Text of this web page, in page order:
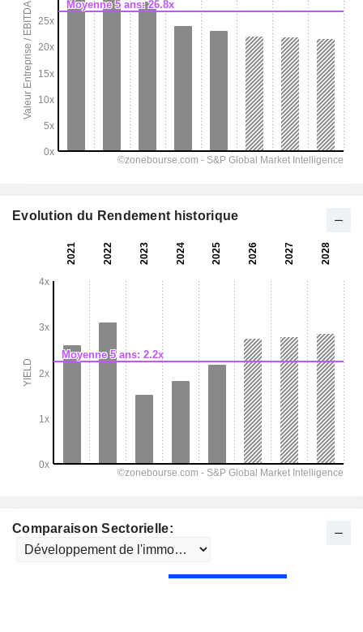
Comparaison Sectorielle:
Evolution du Rendement historique